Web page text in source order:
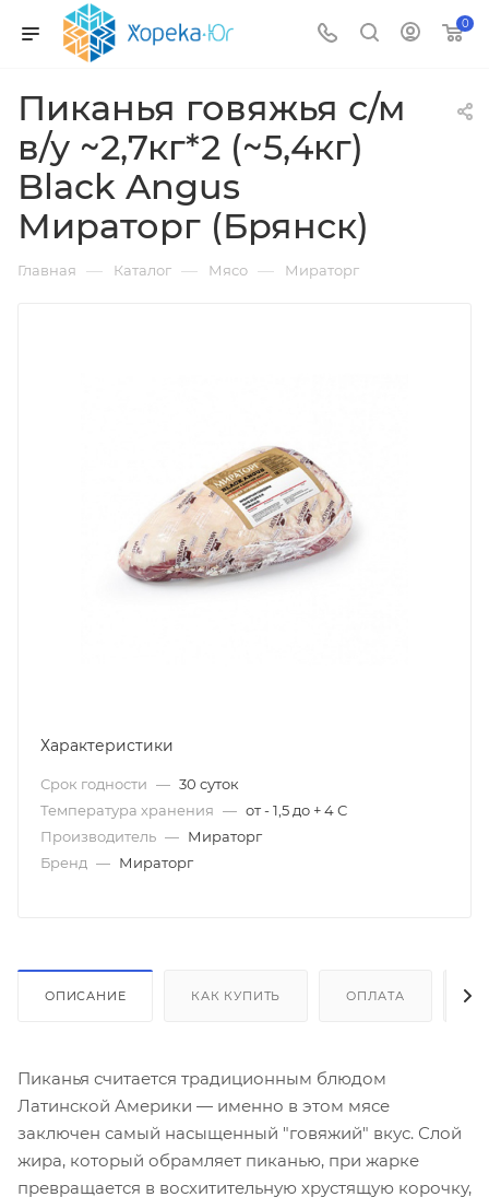
0
Пиканья говяжья с/м
в/у ~2,7кг*2 (~5,4кг)
Black Angus
Мираторг (Брянск)
Главная — Каталог — Мясо — Мираторг
Характеристики
Срок годности — 30 суток
Температура хранения — от - 1,5 до + 4 С
Производитель — Мираторг
Бренд — Мираторг
ОПИСАНИЕ КАК КУПИТЬ ОПЛАТА
Пиканья считается традиционным блюдом
Латинской Америки — именно в этом мясе
заключен самый насыщенный "говяжий" вкус. Слой
жира, который обрамляет пиканью, при жарке
превращается в восхитительную хрустящую корочку,